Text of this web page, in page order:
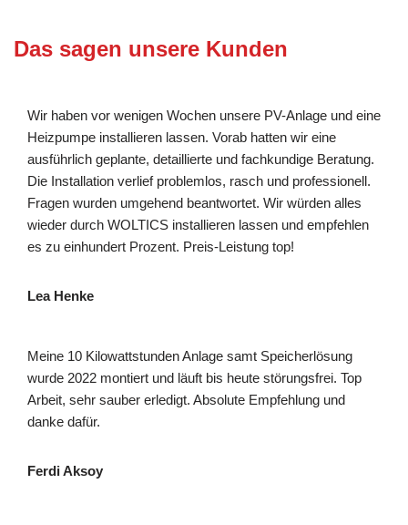
Das sagen unsere Kunden
Wir haben vor wenigen Wochen unsere PV-Anlage und eine
Heizpumpe installieren lassen. Vorab hatten wir eine
ausführlich geplante, detaillierte und fachkundige Beratung.
Die Installation verlief problemlos, rasch und professionell.
Fragen wurden umgehend beantwortet. Wir würden alles
wieder durch WOLTICS installieren lassen und empfehlen
es zu einhundert Prozent. Preis-Leistung top!
Lea Henke
Meine 10 Kilowattstunden Anlage samt Speicherlösung
wurde 2022 montiert und läuft bis heute störungsfrei. Top
Arbeit, sehr sauber erledigt. Absolute Empfehlung und
danke dafür.
Ferdi Aksoy